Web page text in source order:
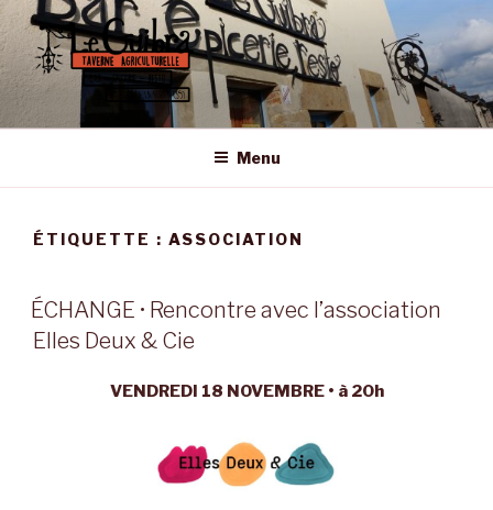
Aller
au
contenu
principal
LE GUIBRA – ST SULPICE LA
Taverne Agriculturelle • Bar – Epicerie – Resto
Menu
ÉTIQUETTE : ASSOCIATION
ÉCHANGE • Rencontre avec l’association
Elles Deux & Cie
VENDREDI 18 NOVEMBRE • à 20h